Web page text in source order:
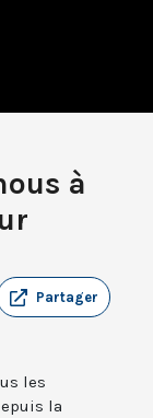
à
Partager
les
la